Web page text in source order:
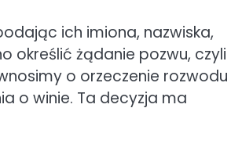
ich imiona, nazwiska,
określić żądanie pozwu, czyli
o orzeczenie rozwodu
o winie. Ta decyzja ma